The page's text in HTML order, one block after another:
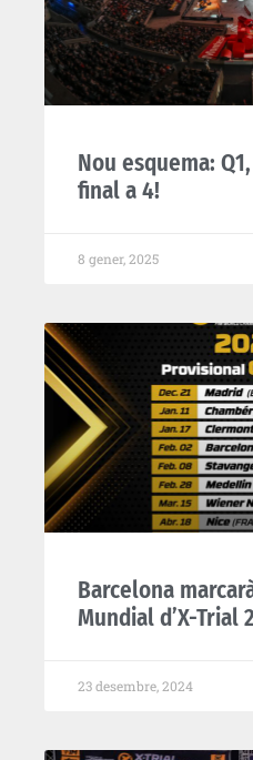
Nou esquema:
final a 4!
8 gener, 2025
Barcelona
Mundial d’X-Trial
23 desembre, 2024